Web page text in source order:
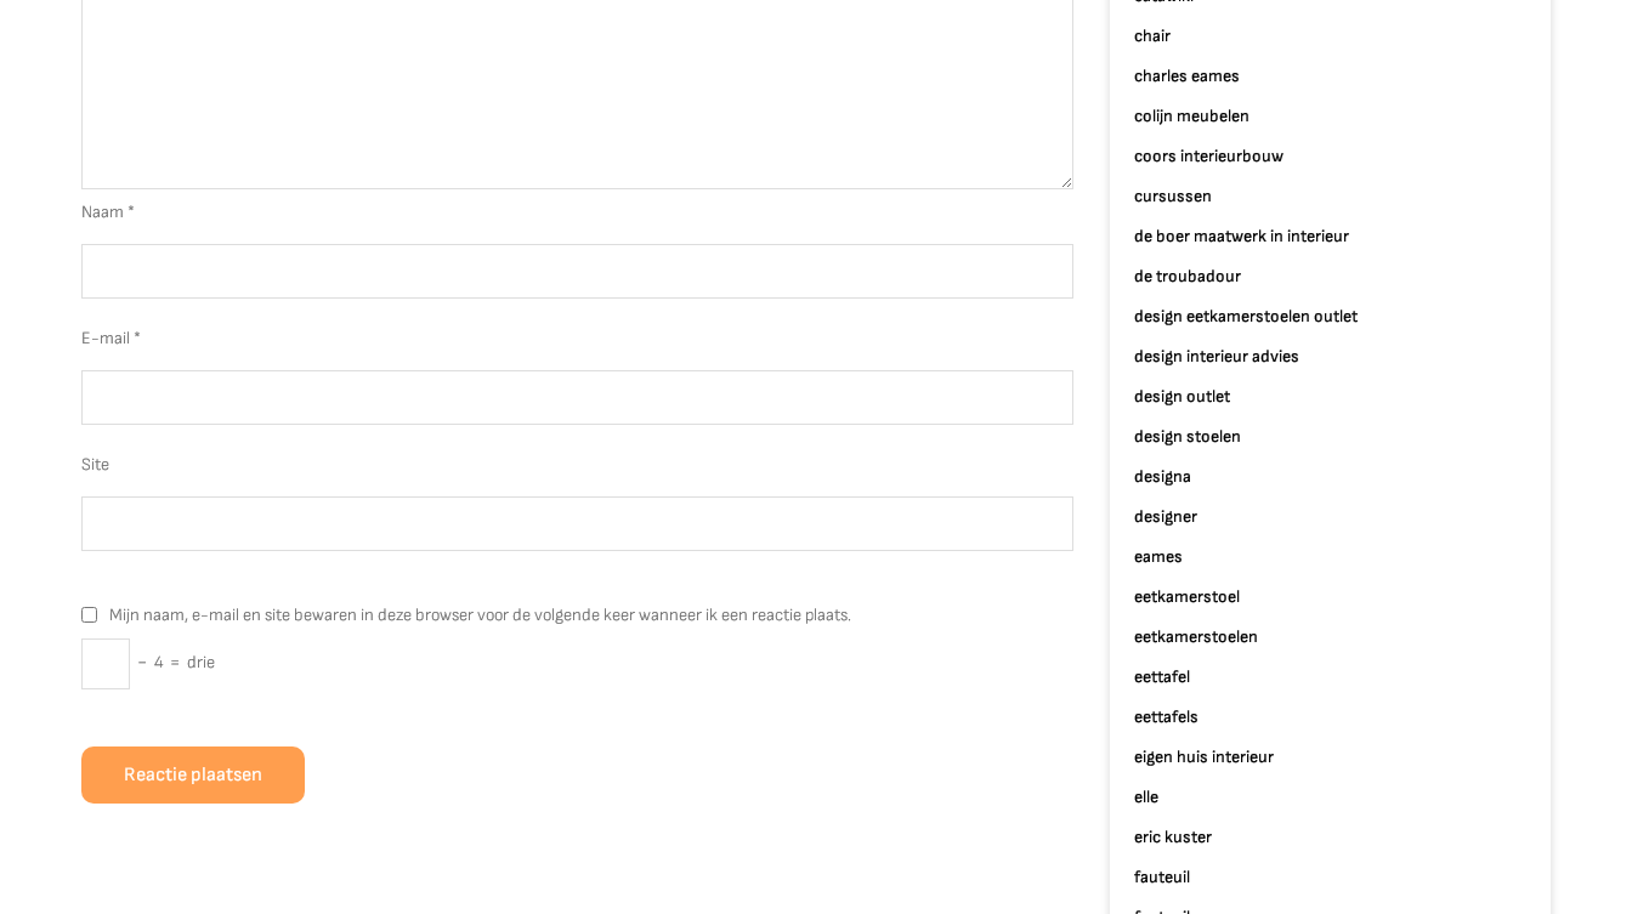
Naam *
E-mail *
Site
Mijn naam, e-mail en site bewaren in deze browser voor de volgende keer wanneer ik een reactie plaats.
− 4 = drie
chair
charles eames
colijn meubelen
coors interieurbouw
cursussen
de boer maatwerk in interieur
de troubadour
design eetkamerstoelen outlet
design interieur advies
design outlet
design stoelen
designa
designer
eames
eetkamerstoel
eetkamerstoelen
eettafel
eettafels
eigen huis interieur
elle
eric kuster
fauteuil